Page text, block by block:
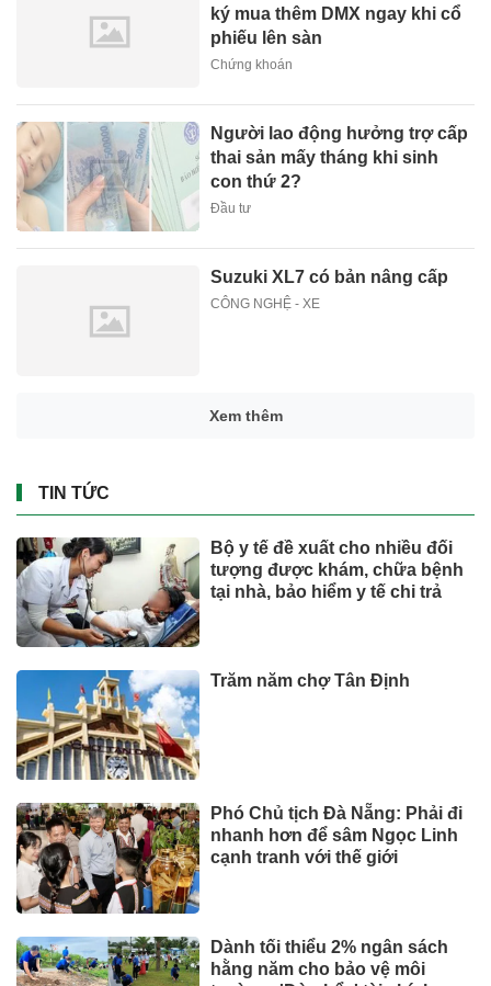
ký mua thêm DMX ngay khi cổ
phiếu lên sàn
Chứng khoán
Người lao động hưởng trợ cấp
thai sản mấy tháng khi sinh
con thứ 2?
Đầu tư
Suzuki XL7 có bản nâng cấp
CÔNG NGHỆ - XE
Xem thêm
TIN TỨC
Bộ y tế đề xuất cho nhiều đối
tượng được khám, chữa bệnh
tại nhà, bảo hiểm y tế chi trả
Trăm năm chợ Tân Định
Phó Chủ tịch Đà Nẵng: Phải đi
nhanh hơn để sâm Ngọc Linh
cạnh tranh với thế giới
Dành tối thiểu 2% ngân sách
hằng năm cho bảo vệ môi